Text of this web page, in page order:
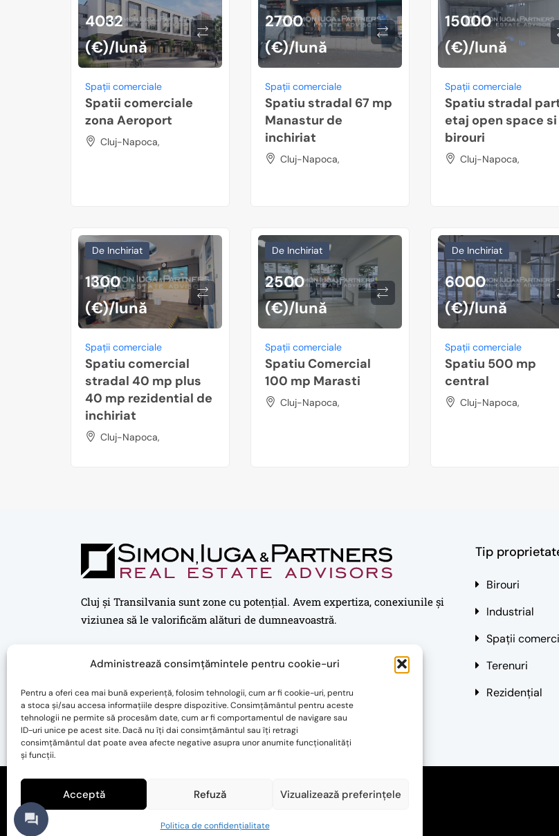
Administrează consimțămintele pentru cookie-uri
Pentru a oferi cea mai bună experiență, folosim tehnologii, cum ar fi cookie-uri, pentru
a stoca și/sau accesa informațiile despre dispozitive. Consimțământul pentru aceste
tehnologii ne permite să procesăm date, cum ar fi comportamentul de navigare sau
ID-uri unice pe acest site. Dacă nu îți dai consimțământul sau îți retragi
consimțământul dat poate avea afecte negative asupra unor anumite funcționalități
și funcții.
Acceptă Refuză Vizualizează preferințele
Politica de confidențialitate
4032
(€)/lună
Spații comerciale
Spatii comerciale
zona Aeroport
Cluj-Napoca,
2700
(€)/lună
Spații comerciale
Spatiu stradal 67 mp
Manastur de
inchiriat
Cluj-Napoca,
15000
(€)/lună
Spații comerciale
Spatiu stradal
etaj open space si
birouri
Cluj-Napoca,
De Inchiriat
1300
(€)/lună
Spații comerciale
Spatiu comercial
stradal 40 mp plus
40 mp rezidential de
inchiriat
Cluj-Napoca,
De Inchiriat
2500
(€)/lună
Spații comerciale
Spatiu Comercial
100 mp Marasti
Cluj-Napoca,
De Inchiriat
6000
(€)/lună
Spații comerciale
Spatiu 500 mp
central
Cluj-Napoca,
Cluj și Transilvania sunt zone cu potențial. Avem expertiza, conexiunile și
viziunea să le valorificăm alături de dumneavoastră.
Tip
Birouri
Industrial
Spații
Terenuri
Rezidențial
Noutăți Politica de confidențialitate
Politica cookies